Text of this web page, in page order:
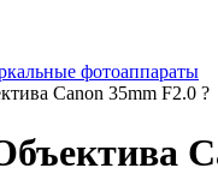
фотоаппараты
Canon 35mm F2.0 ?